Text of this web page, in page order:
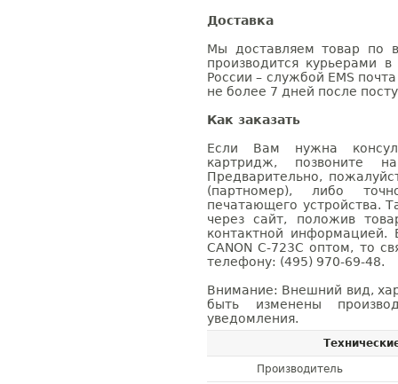
Доставка
Мы доставляем товар по
производится курьерами
России – службой EMS
не более 7 дней после
Как заказать
Если Вам нужна
картридж, позвоните
Предварительно,
(партномер), либо
печатающего устройства.
через сайт, положив
контактной информацией.
CANON C-723C оптом, то
телефону: (495) 970-69-48.
Внимание: Внешний вид,
быть изменены
уведомления.
Производитель